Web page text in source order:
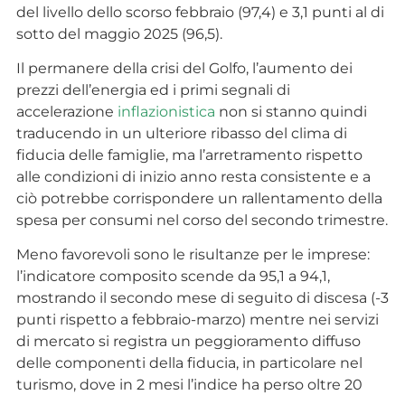
del livello dello scorso febbraio (97,4) e 3,1 punti al di
sotto del maggio 2025 (96,5).
Il permanere della crisi del Golfo, l’aumento dei
prezzi dell’energia ed i primi segnali di
accelerazione inflazionistica non si stanno quindi
traducendo in un ulteriore ribasso del clima di
fiducia delle famiglie, ma l’arretramento rispetto
alle condizioni di inizio anno resta consistente e a
ciò potrebbe corrispondere un rallentamento della
spesa per consumi nel corso del secondo trimestre.
Meno favorevoli sono le risultanze per le imprese:
l’indicatore composito scende da 95,1 a 94,1,
mostrando il secondo mese di seguito di discesa (-3
punti rispetto a febbraio-marzo) mentre nei servizi
di mercato si registra un peggioramento diffuso
delle componenti della fiducia, in particolare nel
turismo, dove in 2 mesi l’indice ha perso oltre 20